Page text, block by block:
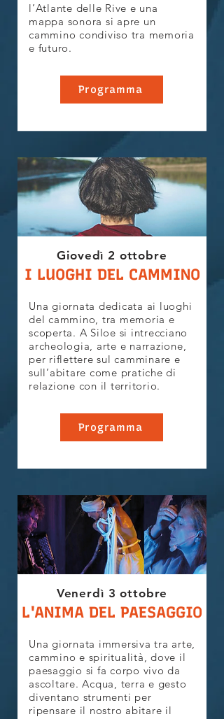
l’Atlante delle Rive e una
mappa sonora si apre un
cammino condiviso tra memoria
e futuro.
Programma
Giovedì 2 ottobre
I LUOGHI DEL CAMMINO
Una giornata dedicata ai luoghi
del cammino, tra memoria e
scoperta. A Siloe si intrecciano
archeologia, arte e narrazione,
per riflettere sul camminare e
sull’abitare come pratiche di
relazione con il territorio.
Programma
Venerdì 3 ottobre
L'ANIMA DEL PAESAGGIO
Una giornata immersiva tra arte,
cammino e spiritualità, dove il
paesaggio si fa corpo vivo da
ascoltare. Acqua, terra e gesto
diventano strumenti per
ripensare il nostro abitare il